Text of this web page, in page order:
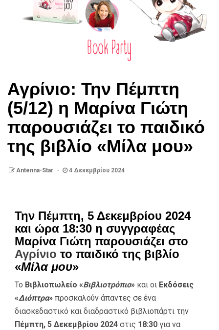
Αγρίνιο: Την Πέμπτη
(5/12) η Μαρίνα Γιώτη
παρουσιάζει το παιδικό
της βιβλίο «Μίλα μου»
Antenna-Star 4 Δεκεμβρίου 2024
Την Πέμπτη, 5 Δεκεμβρίου 2024
και ώρα 18:30 η συγγραφέας
Μαρίνα Γιώτη παρουσιάζει στο
Αγρίνιο το παιδικό της βιβλίο
«Μίλα μου»
Το Βιβλιοπωλείο «Βιβλιοτρόπιο» και οι Εκδόσεις
«Διόπτρα» προσκαλούν άπαντες σε ένα
διασκεδαστικό και διαδραστικό βιβλιοπάρτι την
Πέμπτη, 5 Δεκεμβρίου 2024 στις 18:30 για να